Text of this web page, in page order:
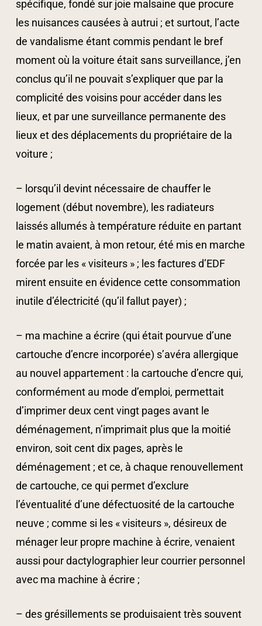
spécifique, fondé sur joie malsaine que procure
les nuisances causées à autrui ; et surtout, l’acte
de vandalisme étant commis pendant le bref
moment où la voiture était sans surveillance, j’en
conclus qu’il ne pouvait s’expliquer que par la
complicité des voisins pour accéder dans les
lieux, et par une surveillance permanente des
lieux et des déplacements du propriétaire de la
voiture ;
– lorsqu’il devint nécessaire de chauffer le
logement (début novembre), les radiateurs
laissés allumés à température réduite en partant
le matin avaient, à mon retour, été mis en marche
forcée par les « visiteurs » ; les factures d’EDF
mirent ensuite en évidence cette consommation
inutile d’électricité (qu’il fallut payer) ;
– ma machine a écrire (qui était pourvue d’une
cartouche d’encre incorporée) s’avéra allergique
au nouvel appartement : la cartouche d’encre qui,
conformément au mode d’emploi, permettait
d’imprimer deux cent vingt pages avant le
déménagement, n’imprimait plus que la moitié
environ, soit cent dix pages, après le
déménagement ; et ce, à chaque renouvellement
de cartouche, ce qui permet d’exclure
l’éventualité d’une défectuosité de la cartouche
neuve ; comme si les « visiteurs », désireux de
ménager leur propre machine à écrire, venaient
aussi pour dactylographier leur courrier personnel
avec ma machine à écrire ;
– des grésillements se produisaient très souvent